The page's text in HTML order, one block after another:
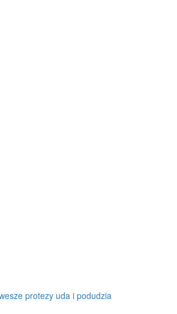
protezy uda i podudzia